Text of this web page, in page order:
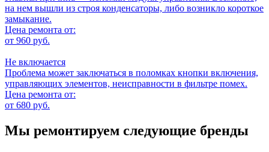
на нем вышли из строя конденсаторы, либо возникло короткое
замыкание.
Цена ремонта от:
от 960 руб.
Не включается
Проблема может заключаться в поломках кнопки включения,
управляющих элементов, неисправности в фильтре помех.
Цена ремонта от:
от 680 руб.
Мы ремонтируем следующие бренды